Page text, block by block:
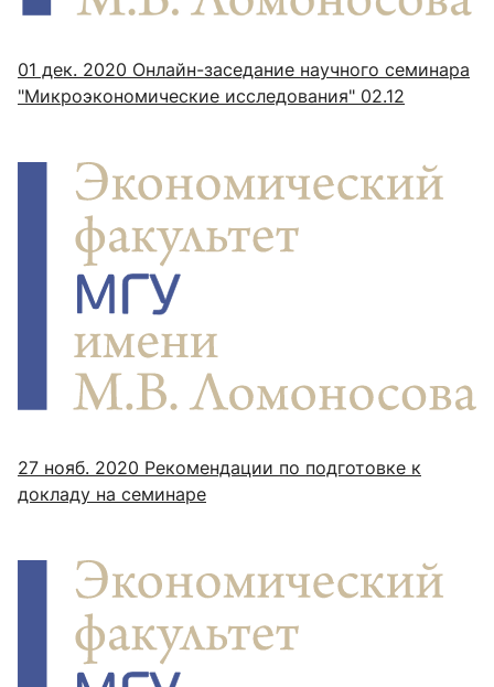
01 дек. 2020 Онлайн-заседание научного семинара
"Микроэкономические исследования" 02.12
27 нояб. 2020 Рекомендации по подготовке к
докладу на семинаре